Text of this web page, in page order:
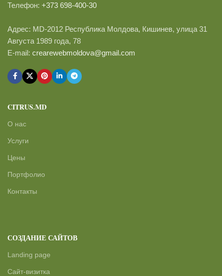
Телефон: +373 698-400-30
Адрес: MD-2012 Республика Молдова, Кишинев, улица 31
Августа 1989 года, 78
E-mail: crearewebmoldova@gmail.com
CITRUS.MD
О нас
Услуги
Цены
Портфолио
Контакты
СОЗДАНИЕ САЙТОВ
Landing page
Сайт-визитка